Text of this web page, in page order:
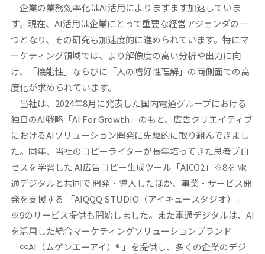
企業の業務効率化はAI活用によりますます加速していま
す。現在、AI活用は企業にとって重要な経営アジェンダの一
つとなり、その研究も加速度的に進められています。特にマ
ーケティング領域では、より解像度の高い分析や出力に向
け、「機能性」ならびに「人の嗜好性理解」の両側面での高
度化が求められています。
当社は、2024年8月に発表した国内電通グループにおける
独自のAI戦略「AI For Growth」のもと、広告クリエイティブ
におけるAIソリューション開発に先駆的に取り組んできまし
た。同年、当社のコピーライターが長年培ってきた思考プロ
セスを学習した AI広告コピー生成ツール「AICO2」※8を 電
通デジタルと共同で 開発・導入したほか、事業・サービス開
発を支援する 「AIQQQ STUDIO（アイキュースタジオ）」
※9のサービス提供も開始しました。また電通デジタルは、AI
を活用した統合マーケティングソリューションブランド
「∞AI（ムゲンエーアイ）® 」を提供し、多くの企業のデジ